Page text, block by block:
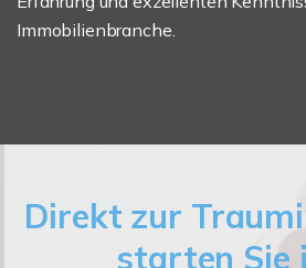
Immobilienbranche.
Direkt zur
starten Sie